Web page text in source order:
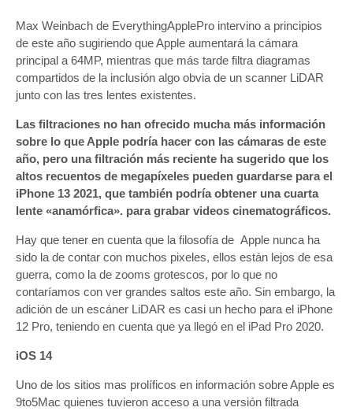
Max Weinbach de EverythingApplePro intervino a principios
de este año sugiriendo que Apple aumentará la cámara
principal a 64MP, mientras que más tarde filtra diagramas
compartidos de la inclusión algo obvia de un scanner LiDAR
junto con las tres lentes existentes.
Las filtraciones no han ofrecido mucha más información
sobre lo que Apple podría hacer con las cámaras de este
año, pero una filtración más reciente ha sugerido que los
altos recuentos de megapíxeles pueden guardarse para el
iPhone 13 2021, que también podría obtener una cuarta
lente «anamórfica». para grabar videos cinematográficos.
Hay que tener en cuenta que la filosofía de Apple nunca ha
sido la de contar con muchos pixeles, ellos están lejos de esa
guerra, como la de zooms grotescos, por lo que no
contaríamos con ver grandes saltos este año. Sin embargo, la
adición de un escáner LiDAR es casi un hecho para el iPhone
12 Pro, teniendo en cuenta que ya llegó en el iPad Pro 2020.
iOS 14
Uno de los sitios mas prolíficos en información sobre Apple es
9to5Mac quienes tuvieron acceso a una versión filtrada